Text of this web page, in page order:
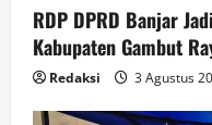
RDP DPRD Banjar
Kabupaten Gambut
Redaksi 3 Agustus